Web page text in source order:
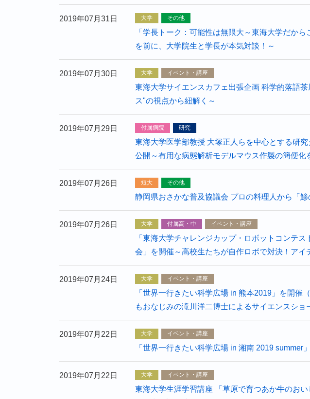
2019年07月31日 大学 その他
「学長トーク：可能性は無限大～東海大学だか
を前に、大学院生と学長が本気対談！～
2019年07月30日 大学 イベント・講座
東海大学サイエンスカフェ出張企画 科学的落語
ス"の視点から紐解く～
2019年07月29日 付属病院 研究
東海大学医学部教授 大塚正人らを中心とする研
公開～有用な病態解析モデルマウス作製の簡便
2019年07月26日 短大 その他
静岡県おさかな普及協議会 プロの料理人から「
2019年07月26日 大学 付属高・中 イベント・講座
「東海大学チャレンジカップ・ロボットコン
会」を開催～高校生たちが自作ロボで対決！ア
2019年07月24日 大学 イベント・講座
「世界一行きたい科学広場 in 熊本2019」を開
もおなじみの滝川洋二博士によるサイエンスショ
2019年07月22日 大学 イベント・講座
「世界一行きたい科学広場 in 湘南 2019
2019年07月22日 大学 イベント・講座
東海大学生涯学習講座 「草原で育つあか牛のお